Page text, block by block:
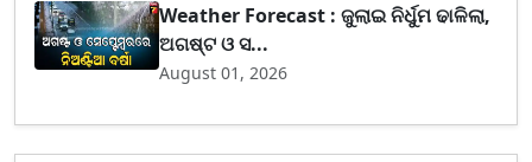
Weather Forecast : ଜୁଲାଇ ନିର୍ଧୁମ ଢାଳିଲା,
ଅଗଷ୍ଟ ଓ ସ...
August 01, 2026